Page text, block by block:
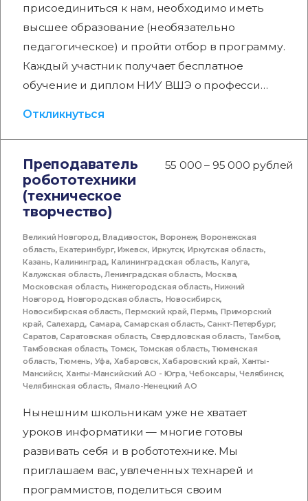
присоединиться к нам, необходимо иметь
высшее образование (необязательно
педагогическое) и пройти отбор в программу.
Каждый участник получает бесплатное
обучение и диплом НИУ ВШЭ о професси…
Откликнуться
Преподаватель
робототехники
(техническое
творчество)
55 000 – 95 000 рублей
Великий Новгород,Владивосток, Воронеж,Воронежская
область,Екатеринбург,Ижевск, Иркутск,Иркутская область,
Казань,Калининград, Калининградская область, Калуга,
Калужская область,Ленинградская область, Москва,
Московская область,Нижегородская область,Нижний
Новгород,Новгородская область, Новосибирск,
Новосибирская область,Пермский край,Пермь,Приморский
край, Салехард, Самара,Самарская область,Санкт-Петербург,
Саратов,Саратовская область,Свердловская область, Тамбов,
Тамбовская область,Томск, Томская область,Тюменская
область,Тюмень, Уфа, Хабаровск,Хабаровский край, Ханты-
Мансийск,Ханты-Мансийский АО - Югра,Чебоксары,Челябинск,
Челябинская область, Ямало-Ненецкий АО
Нынешним школьникам уже не хватает
уроков информатики — многие готовы
развивать себя и в робототехнике. Мы
приглашаем вас, увлеченных технарей и
программистов, поделиться своим